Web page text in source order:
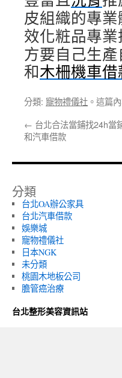
皮組織的專
效化粧品專
方要自己生
和木柵機車借
分類: 寵物禮儀社 。這篇
← 台北合法當鋪找24h當
和汽車借款
分類
台北OA辦公家具
台北汽車借款
娛樂城
寵物禮儀社
日本NGK
未分類
桃園木地板公司
膽管癌治療
台北整形美容資訊站